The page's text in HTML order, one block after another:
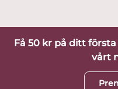
Få 50 kr på ditt
vårt